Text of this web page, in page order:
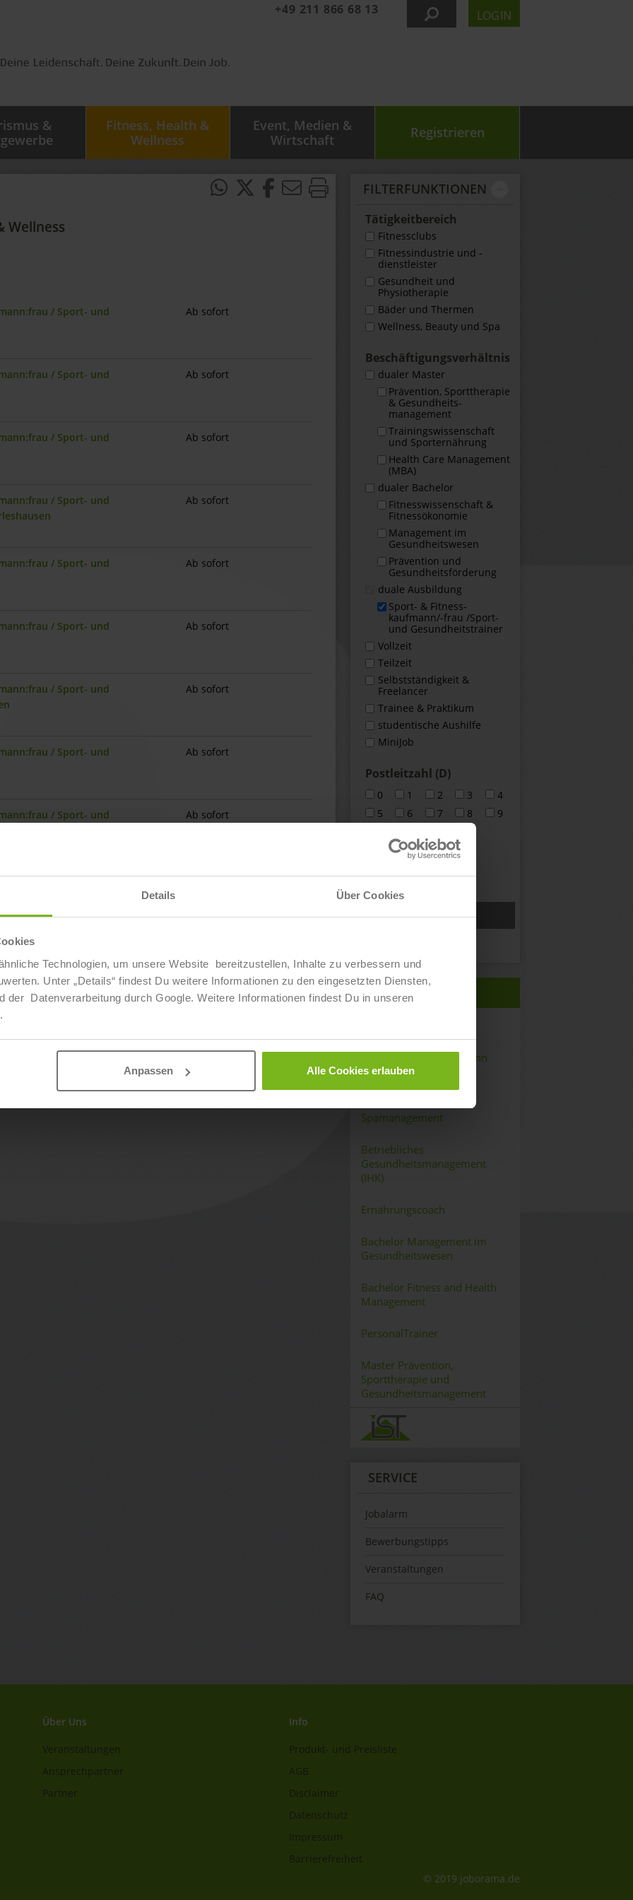
Details Über Cookies
Technologien, um unsere Website bereitzustellen, Inhalte zu verbessern und
Unter „Details“ findest Du weitere Informationen zu den eingesetzten Diensten,
der Datenverarbeitung durch Google. Weitere Informationen findest Du in unseren
.
Anpassen Alle Cookies erlauben
+49 211 866 68 13 LOGIN
&
Fitness, Health &
Wellness
Event, Medien &
Wirtschaft
Registrieren
FILTER­FUNKTIONEN
Tätigkeit­bereich
Fitnessclubs
Fitnessindustrie und -
dienstleister
Gesundheit und
Physiotherapie
Bäder und Thermen
Wellness, Beauty und Spa
Beschäftigungs­verhältnis
dualer Master
Prävention, Sporttherapie
& Gesundheits­
management
Trainingswissenschaft
und Sporternährung
Health Care Management
(MBA)
dualer Bachelor
Fitness­wissenschaft &
Fitness­ökonomie
Management im
Gesundheits­wesen
Prävention und
Gesundheitsförderung
duale Ausbildung
Sport- & Fitness­
kaufmann/-frau /Sport-
und Gesundheits­trainer
Vollzeit
Teilzeit
Selbstständigkeit &
Freelancer
Trainee & Praktikum
studentische Aushilfe
MiniJob
Postleitzahl (D)
0 1 2 3
4
5
6 7 8 9
deutschlandweit
europaweit
weltweit
QUALIFIKATIONEN
Sport- & Fitnesskaufmann
(IHK)
Spamanagement
Betriebliches
Gesundheitsmanagement
(IHK)
Ernährungscoach
Bachelor Management im
Gesundheitswesen
Bachelor Fitness and Health
Management
PersonalTrainer
Master Prävention,
Sporttherapie und
Gesundheitsmanagement
SERVICE
Jobalarm
Bewerbungstipps
Veranstaltungen
FAQ
Wellness
/ Sport- und
Ab sofort
/ Sport- und
Ab sofort
/ Sport- und
Ab sofort
/ Sport- und
Ab sofort
/ Sport- und
Ab sofort
/ Sport- und
Ab sofort
/ Sport- und
Ab sofort
/ Sport- und
Ab sofort
/ Sport- und
Ab sofort
/ Sport- und
Ab sofort
19 von 24
Über Uns
Veranstaltungen
Ansprechpartner
Partner
Info
Produkt- und Preisliste
AGB
Disclaimer
Datenschutz
Impressum
Barrierefreiheit
© 2019 joborama.de